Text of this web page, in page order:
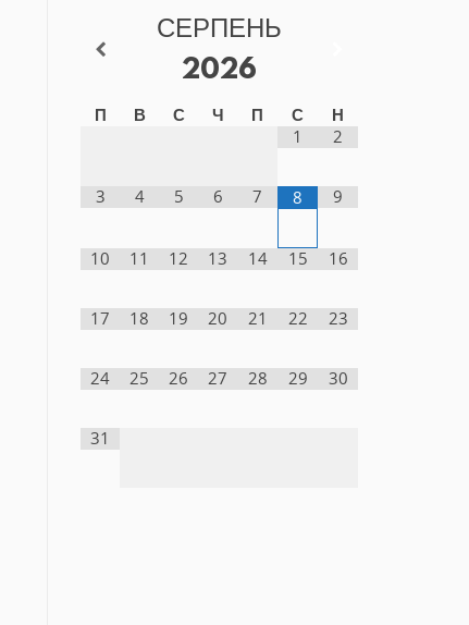
СЕРПЕНЬ
2026
П В С Ч П С
Н
1
2
3 4 5 6 7 8 9
10 11 12 13 14 15 16
17 18 19 20 21 22 23
24 25 26 27 28 29 30
31